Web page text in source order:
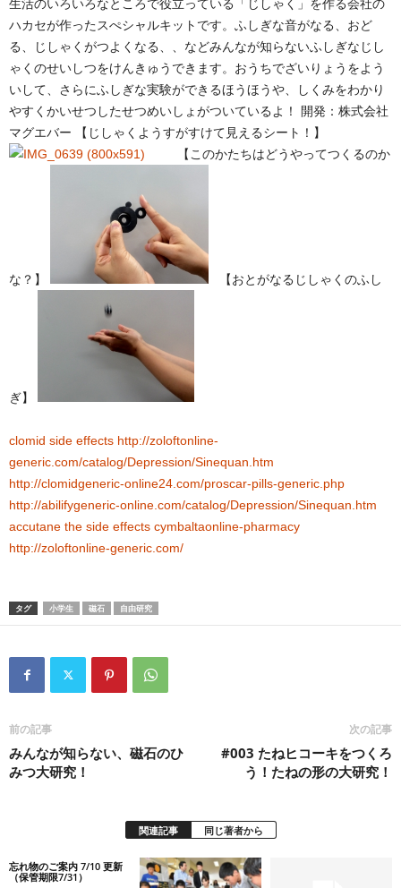
生活のいろいろなところで役立っている「じしゃく」を作る会社の
ハカセが作ったスぺシャルキットです。ふしぎな音がなる、おど
る、じしゃくがつよくなる、、などみんなが知らないふしぎなじし
ゃくのせいしつをけんきゅうできます。おうちでざいりょうをよう
いして、さらにふしぎな実験ができるほうほうや、しくみをわかり
やすくかいせつしたせつめいしょがついているよ！ 開発：株式会社
マグエバー 【じしゃくようすがすけて見えるシート！】
【このかたちはどうやってつくるのか
な？】 【おとがなるじしゃくのふし
ぎ】
clomid side effects http://zoloftonline-
generic.com/catalog/Depression/Sinequan.htm
http://clomidgeneric-online24.com/proscar-pills-generic.php
http://abilifygeneric-online.com/catalog/Depression/Sinequan.htm
accutane the side effects cymbaltaonline-pharmacy
http://zoloftonline-generic.com/
タグ 小学生 磁石 自由研究
前の記事
みんなが知らない、磁石のひ
みつ大研究！
次の記事
#003 たねヒコーキをつくろ
う！たねの形の大研究！
関連記事 同じ著者から
忘れ物のご案内 7/10 更新
（保管期限7/31）